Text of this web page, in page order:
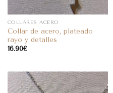
COLLARES ACERO
Collar de acero, plateado
rayo y detalles
16.90€